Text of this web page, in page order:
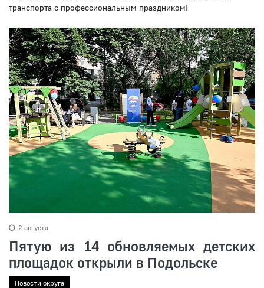
транспорта с профессиональным праздником!
2 августа
Пятую из 14 обновляемых детских
площадок открыли в Подольске
Новости округа